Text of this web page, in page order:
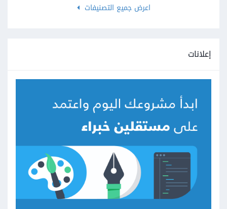
اعرض جميع التصنيفات
إعلانات